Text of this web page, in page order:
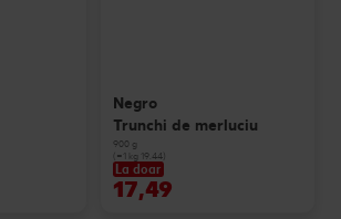
Negro
Trunchi de merluciu
900 g
(=1 kg 19.44)
La doar
17,49